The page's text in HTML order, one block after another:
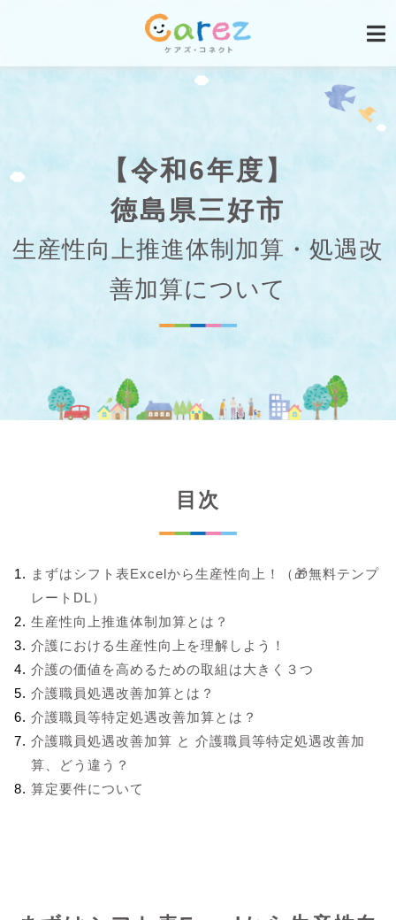
【令和6年度】
徳島県三好市
生産性向上推進体制加算・処遇改
善加算について
目次
まずはシフト表Excelから生産性向上！（🎁無料テンプ
レートDL）
生産性向上推進体制加算とは？
介護における生産性向上を理解しよう！
介護の価値を高めるための取組は大きく３つ
介護職員処遇改善加算とは？
介護職員等特定処遇改善加算とは？
介護職員処遇改善加算 と 介護職員等特定処遇改善加
算、どう違う？
算定要件について